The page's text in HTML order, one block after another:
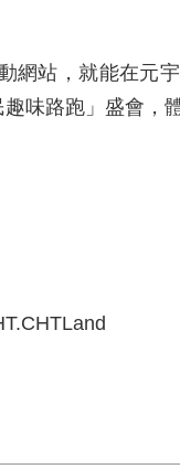
網站 ，就能在元
趣味路跑」盛會 ，